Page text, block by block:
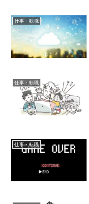
仕事・転職
仕事・転職
仕事・転職